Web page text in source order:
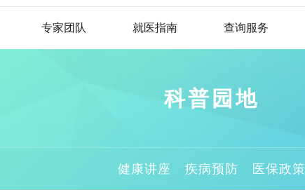
专家团队 就医指南 查询服务
科普园地
健康讲座 疾病预防 医保政策